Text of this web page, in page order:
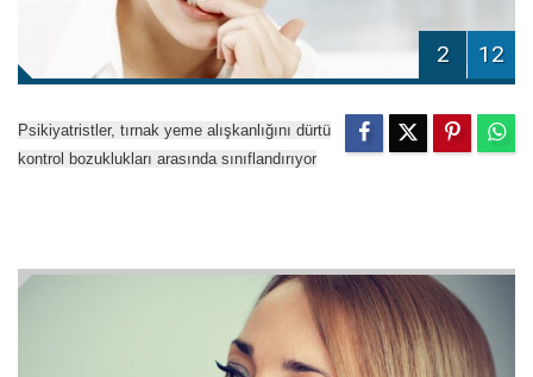
2 12
Psikiyatristler, tırnak yeme alışkanlığını dürtü
kontrol bozuklukları arasında sınıflandırıyor